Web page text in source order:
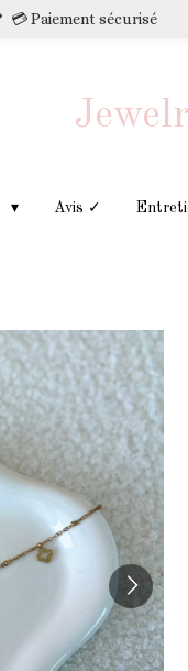
💳 Paiement sécurisé
Avis ✓